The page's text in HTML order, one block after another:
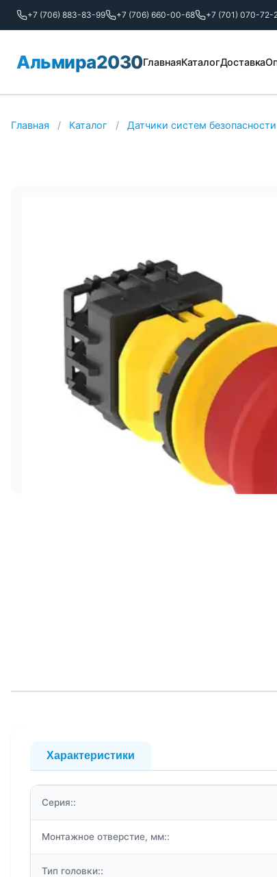
+7 (706) 883-83-99 +7 (706) 660-00-68 +7 (701) 070-72-
Альмира2030ГлавнаяКаталогДоставка
Главная / Каталог / Датчики систем безопасности
Характеристики
Серия::
Монтажное отверстие, мм::
Тип головки::